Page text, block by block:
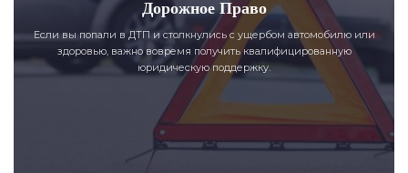
Дорожное Право
Если вы попали в ДТП и столкнулись с ущербом автомобилю или
здоровью, важно вовремя получить квалифицированную
юридическую поддержку.